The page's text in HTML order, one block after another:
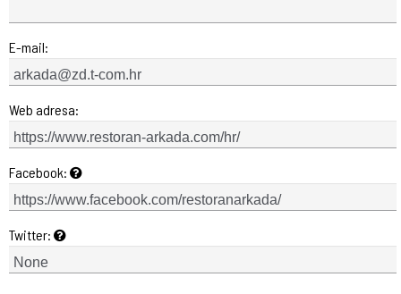
E-mail:
Web adresa:
Facebook:
Twitter: